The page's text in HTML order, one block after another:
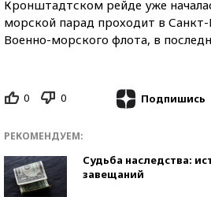
Кронштадтском рейде уже
морской парад проходит в
Военно-морского флота, в
0 0 Подпишись
РЕКОМЕНДУЕМ:
Судьба наследства:
завещаний